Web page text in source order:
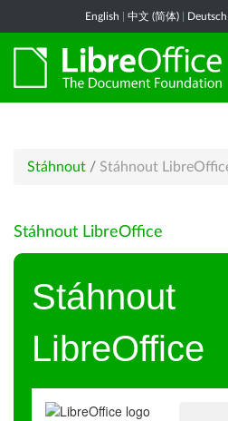
English 中文 (简体) Deutsch
Stáhnout / Stáhnout
Stáhnout LibreOffice
Stáhnout
LibreOffice